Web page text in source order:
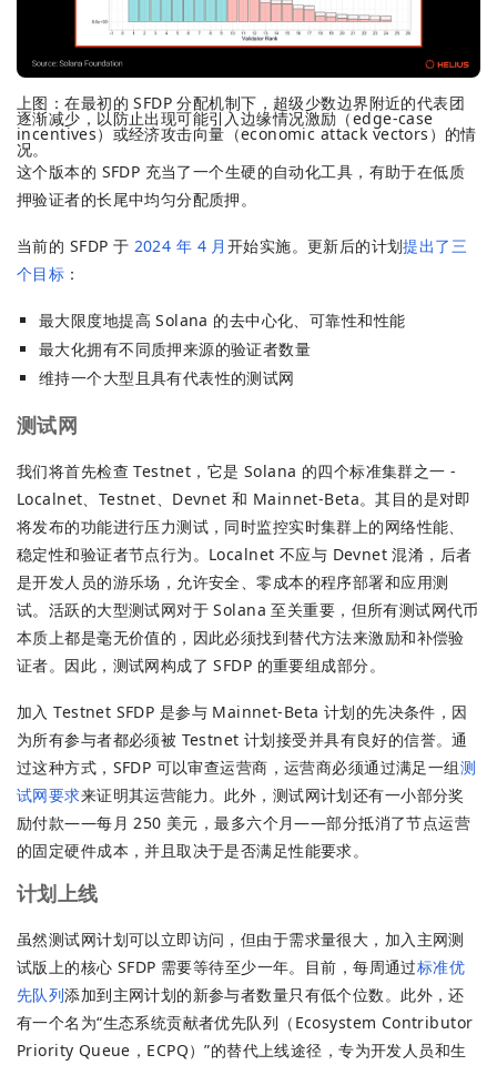
上图：在最初的 SFDP 分配机制下，超级少数边界附近的代表团
逐渐减少，以防止出现可能引入边缘情况激励（edge-case
incentives）或经济攻击向量（economic attack vectors）的情
况。
这个版本的 SFDP 充当了一个生硬的自动化工具，有助于在低质
押验证者的长尾中均匀分配质押。
当前的 SFDP 于 2024 年 4 月 开始实施。更新后的计划提出了三
个目标 ：
最大限度地提高 Solana 的去中心化、可靠性和性能
最大化拥有不同质押来源的验证者数量
维持一个大型且具有代表性的测试网
测试网
我们将首先检查 Testnet，它是 Solana 的四个标准集群之一 -
Localnet、Testnet、Devnet 和 Mainnet-Beta。其目的是对即
将发布的功能进行压力测试，同时监控实时集群上的网络性能、
稳定性和验证者节点行为。Localnet 不应与 Devnet 混淆，后者
是开发人员的游乐场，允许安全、零成本的程序部署和应用测
试。活跃的大型测试网对于 Solana 至关重要，但所有测试网代币
本质上都是毫无价值的，因此必须找到替代方法来激励和补偿验
证者。因此，测试网构成了 SFDP 的重要组成部分。
加入 Testnet SFDP 是参与 Mainnet-Beta 计划的先决条件，因
为所有参与者都必须被 Testnet 计划接受并具有良好的信誉。通
过这种方式，SFDP 可以审查运营商，运营商必须通过满足一组测
试网要求来证明其运营能力。此外，测试网计划还有一小部分奖
励付款——每月 250 美元，最多六个月——部分抵消了节点运营
的固定硬件成本，并且取决于是否满足性能要求。
计划上线
虽然测试网计划可以立即访问，但由于需求量很大，加入主网测
试版上的核心 SFDP 需要等待至少一年。目前，每周通过标准优
先队列添加到主网计划的新参与者数量只有低个位数。此外，还
有一个名为“生态系统贡献者优先队列（Ecosystem Contributor
Priority Queue，ECPQ）”的替代上线途径，专为开发人员和生